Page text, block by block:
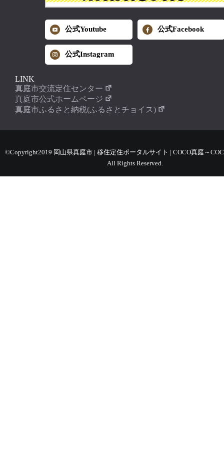
公式Youtube 公式Facebook
公式Instagram
LINK
真庭市交流定住センター
真庭市公式ホームページ
真庭市ふるさと納税(ふるさとチョイス)
©Copyright2019 岡山県真庭市 | 移住定住ポータルサイト | COCO真庭～
All Rights Reserved.